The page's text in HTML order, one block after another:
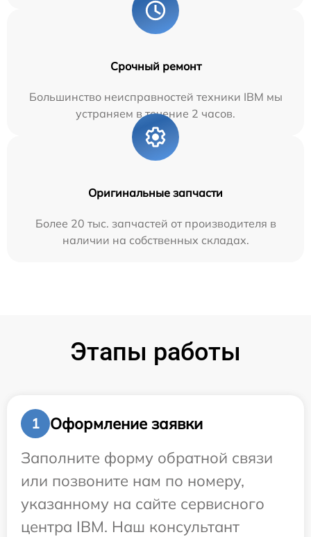
Срочный ремонт
Большинство неисправностей техники IBM мы
устраняем в течение 2 часов.
Оригинальные запчасти
Более 20 тыс. запчастей от производителя в
наличии на собственных складах.
Этапы работы
1
Оформление заявки
Заполните форму обратной связи
или позвоните нам по номеру,
указанному на сайте сервисного
центра IBM. Наш консультант